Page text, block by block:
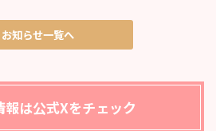
お知らせ一覧へ
報は公式Xをチェック